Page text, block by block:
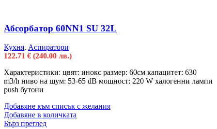
Абсорбатор 60NN1 SU 32L
Кухня, Аспиратори
122.71 € (240.00 лв.)
Характеристики: цвят: инокс размер: 60см капацитет: 630
m3/h ниво на шум: 53-65 dB мощност: 220 W халогенни лампи
push бутони
Добавяне към списък с желания
Добавяне в количката
Бърз преглед